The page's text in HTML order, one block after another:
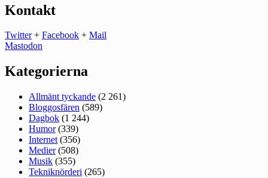
Kontakt
Twitter+ Facebook + Mail
Mastodon
Kategorierna
Allmänt tyckande (2 261)
Bloggosfären (589)
Dagbok (1 244)
Humor(339)
Internet (356)
Medier(508)
Musik (355)
Tekniknörderi (265)